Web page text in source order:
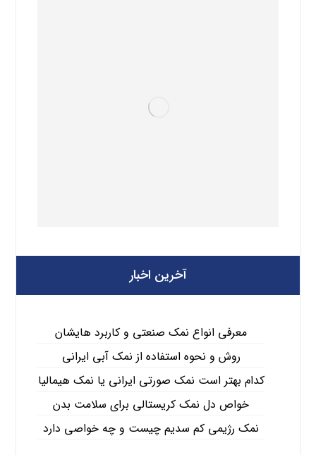
آخرین اخبار
معرفی انواع نمک صنعتی و کاربرد هایشان
روش و نحوه استفاده از نمک آبی ایرانی
کدام بهتر است نمک صورتی ایرانی یا نمک هیمالیا
خواص دل نمک کریستالی برای سلامت بدن
نمک رژیمی کم سدیم چیست و چه خواصی دارد